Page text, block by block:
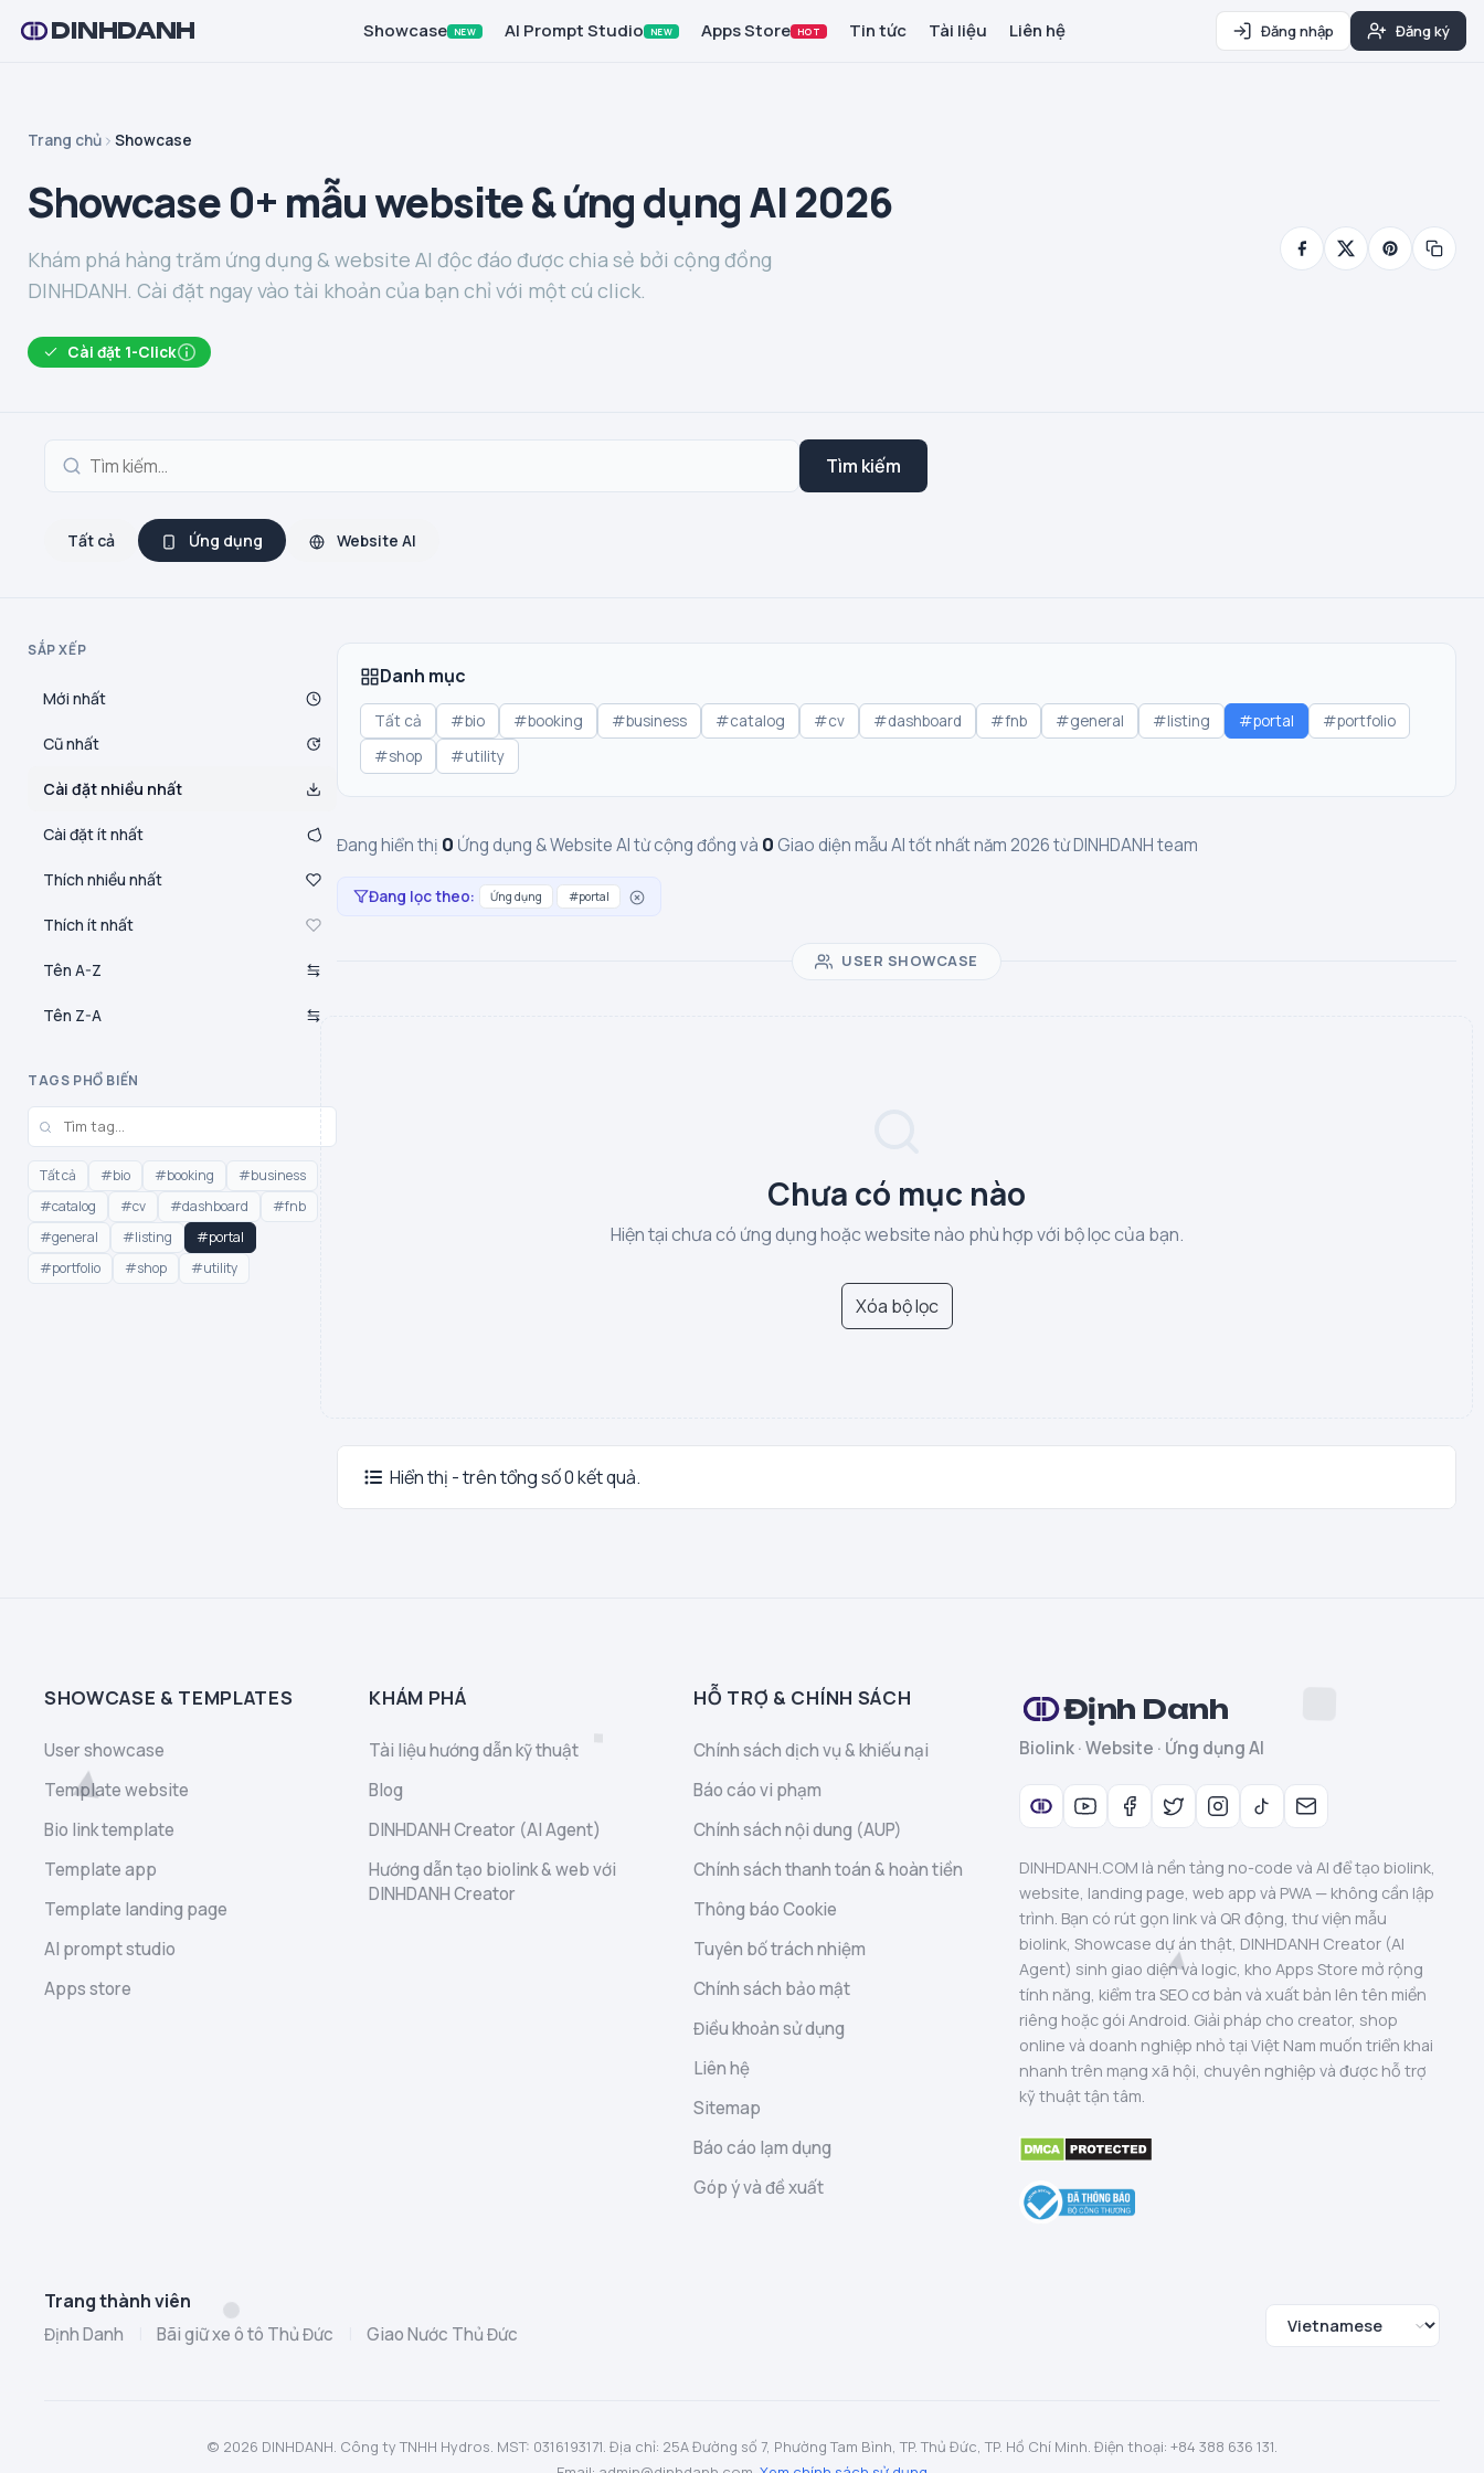
DINHDANH Showcase NEW AI Prompt Studio NEW Apps Store HOT Tin tức Tài liệu Liên hệ Đăng nhập Đăng ký
Trang chủ Showcase
Showcase 0+ mẫu website & ứng dụng AI 2026
Khám phá hàng trăm ứng dụng & website AI độc đáo được chia sẻ bởi cộng đồng
DINHDANH. Cài đặt ngay vào tài khoản của bạn chỉ với một cú click.
Cài đặt 1-Click
Tìm kiếm
Tất cả Ứng dụng Website AI
SẮP XẾP
Mới nhất
Cũ nhất
Cài đặt nhiều nhất
Cài đặt ít nhất
Thích nhiều nhất
Thích ít nhất
Tên A-Z
Tên Z-A
TAGS PHỔ BIẾN
Tất cả #bio #booking
#business
#catalog
#cv #dashboard
#fnb
#general
#listing
#portal
#portfolio
#shop #utility
Danh mục
Tất cả #bio #booking #business #catalog #cv #dashboard #fnb #general #listing #portal
#portfolio
#shop
#utility
Đang hiển thị 0 Ứng dụng & Website AI từ cộng đồng và 0 Giao diện mẫu AI tốt nhất năm 2026 từ DINHDANH team
Đang lọc theo: Ứng dụng #portal
USER SHOWCASE
Chưa có mục nào
Hiện tại chưa có ứng dụng hoặc website nào phù hợp với bộ lọc của bạn.
Xóa bộ lọc
Hiển thị - trên tổng số 0 kết quả.
SHOWCASE & TEMPLATES
User showcase
Template website
Bio link template
Template app
Template landing page
AI prompt studio
Apps store
KHÁM PHÁ
Tài liệu hướng dẫn kỹ thuật
Blog
DINHDANH Creator (AI Agent)
Hướng dẫn tạo biolink & web với
DINHDANH Creator
HỖ TRỢ & CHÍNH SÁCH
Chính sách dịch vụ & khiếu nại
Báo cáo vi phạm
Chính sách nội dung (AUP)
Chính sách thanh toán & hoàn tiền
Thông báo Cookie
Tuyên bố trách nhiệm
Chính sách bảo mật
Điều khoản sử dụng
Liên hệ
Sitemap
Báo cáo lạm dụng
Góp ý và đề xuất
Định Danh
Biolink · Website · Ứng dụng AI
DINHDANH.COM là nền tảng no-code và AI để tạo biolink,
website, landing page, web app và PWA — không cần lập
trình. Bạn có rút gọn link và QR động, thư viện mẫu
biolink, Showcase dự án thật, DINHDANH Creator (AI
Agent) sinh giao diện và logic, kho Apps Store mở rộng
tính năng, kiểm tra SEO cơ bản và xuất bản lên tên miền
riêng hoặc gói Android. Giải pháp cho creator, shop
online và doanh nghiệp nhỏ tại Việt Nam muốn triển khai
nhanh trên mạng xã hội, chuyên nghiệp và được hỗ trợ
kỹ thuật tận tâm.
Trang thành viên
Định Danh Bãi giữ xe ô tô Thủ Đức Giao Nước Thủ Đức
© 2026 DINHDANH. Công ty TNHH Hydros. MST: 0316193171. Địa chỉ: 25A Đường số 7, Phường Tam Bình, TP. Thủ Đức, TP. Hồ Chí Minh. Điện thoại: +84 388 636 131.